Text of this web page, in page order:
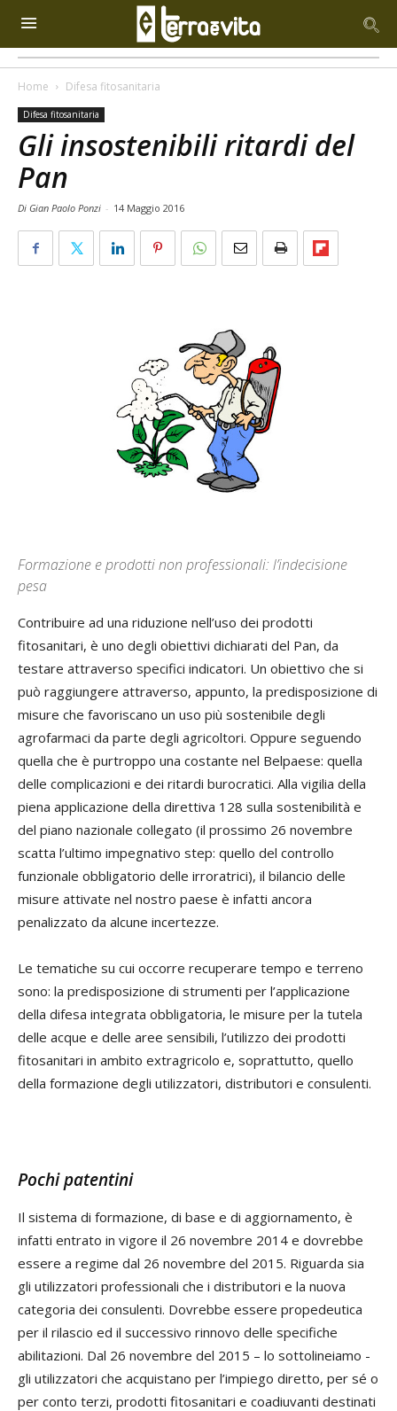
Home Difesa fitosanitaria
Difesa fitosanitaria
Gli insostenibili ritardi del
Pan
Di Gian Paolo Ponzi - 14 Maggio 2016
Formazione e prodotti non professionali: l’indecisione
pesa
Contribuire ad una riduzione nell’uso dei prodotti
fitosanitari, è uno degli obiettivi dichiarati del Pan, da
testare attraverso specifici indicatori. Un obiettivo che si
può raggiungere attraverso, appunto, la predisposizione di
misure che favoriscano un uso più sostenibile degli
agrofarmaci da parte degli agricoltori. Oppure seguendo
quella che è purtroppo una costante nel Belpaese: quella
delle complicazioni e dei ritardi burocratici. Alla vigilia della
piena applicazione della direttiva 128 sulla sostenibilità e
del piano nazionale collegato (il prossimo 26 novembre
scatta l’ultimo impegnativo step: quello del controllo
funzionale obbligatorio delle irroratrici), il bilancio delle
misure attivate nel nostro paese è infatti ancora
penalizzato da alcune incertezze.
Le tematiche su cui occorre recuperare tempo e terreno
sono: la predisposizione di strumenti per l’applicazione
della difesa integrata obbligatoria, le misure per la tutela
delle acque e delle aree sensibili, l’utilizzo dei prodotti
fitosanitari in ambito extragricolo e, soprattutto, quello
della formazione degli utilizzatori, distributori e consulenti.
Pochi patentini
Il sistema di formazione, di base e di aggiornamento, è
infatti entrato in vigore il 26 novembre 2014 e dovrebbe
essere a regime dal 26 novembre del 2015. Riguarda sia
gli utilizzatori professionali che i distributori e la nuova
categoria dei consulenti. Dovrebbe essere propedeutica
per il rilascio ed il successivo rinnovo delle specifiche
abilitazioni. Dal 26 novembre del 2015 – lo sottolineiamo -
gli utilizzatori che acquistano per l’impiego diretto, per sé o
per conto terzi, prodotti fitosanitari e coadiuvanti destinati